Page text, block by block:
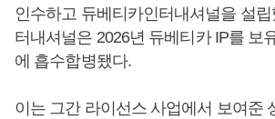
인수하고 듀베티카인터내셔널을 설
터내셔널은 2026년 듀베티카 IP를 보
에 흡수합병됐다.
이는 그간 라이선스 사업에서 보여준